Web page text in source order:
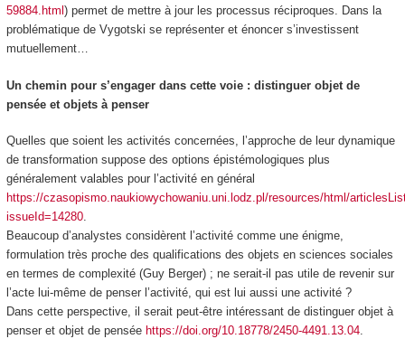
59884.html ) permet de mettre à jour les processus réciproques. Dans la
problématique de Vygotski se représenter et énoncer s’investissent
mutuellement…
Un chemin pour s’engager dans cette voie : distinguer objet de
pensée et objets à penser
Quelles que soient les activités concernées, l’approche de leur dynamique
de transformation suppose des options épistémologiques plus
généralement valables pour l’activité en général
https://czasopismo.naukiowychowaniu.uni.lodz.pl/resources/html/
issueId=14280.
Beaucoup d’analystes considèrent l’activité comme une énigme,
formulation très proche des qualifications des objets en sciences sociales
en termes de complexité (Guy Berger) ; ne serait-il pas utile de revenir sur
l’acte lui-même de penser l’activité, qui est lui aussi une activité ?
Dans cette perspective, il serait peut-être intéressant de distinguer objet à
penser et objet de pensée https://doi.org/10.18778/2450-4491.13.04.